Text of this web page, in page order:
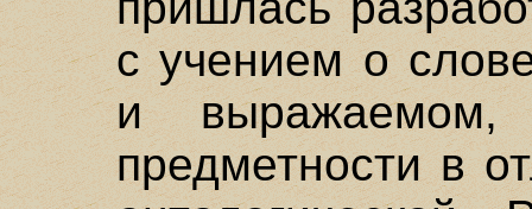
с учением о
и выражаемом,
предметности в